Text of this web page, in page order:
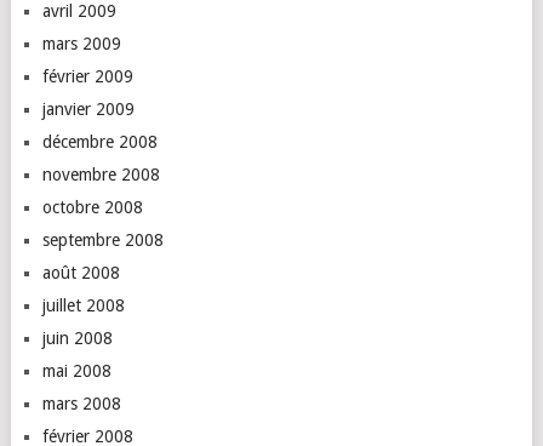
avril 2009
mars 2009
février 2009
janvier 2009
décembre 2008
novembre 2008
octobre 2008
septembre 2008
août 2008
juillet 2008
juin 2008
mai 2008
mars 2008
février 2008